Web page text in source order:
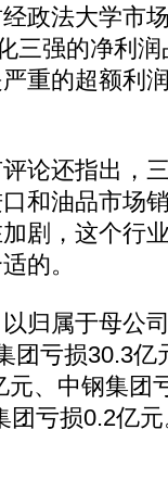
政法大学市
三强的净利
重的超额利
还指出，
和油品市场
剧，这个行
的。
属于母公
团亏损30.3亿
、中钢集团
亏损0.2亿